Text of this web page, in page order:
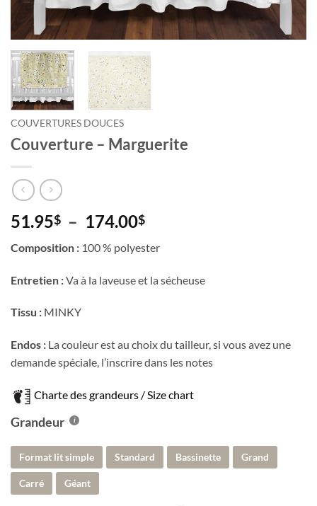
COUVERTURES DOUCES
Couverture – Marguerite
51.95$ – 174.00$Plage
prix :
à
Composition : 100 % polyester
Entretien :Va à la laveuse et la sécheuse
Tissu : MINKY
Endos : La couleur est au choix du tailleur, si vous avez une
demande spéciale, l’inscrire dans les notes
Charte des grandeurs / Size chart
Grandeur
Format lit simple Standard Bassinette Grand
Carré Géant
Courriel
*
Nom
*
de
naissance
Cliquez
ici
obtenir
10%